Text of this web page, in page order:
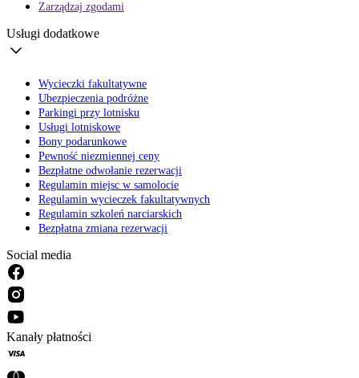
Zarządzaj zgodami
Usługi dodatkowe
Wycieczki fakultatywne
Ubezpieczenia podróżne
Parkingi przy lotnisku
Usługi lotniskowe
Bony podarunkowe
Pewność niezmiennej ceny
Bezpłatne odwołanie rezerwacji
Regulamin miejsc w samolocie
Regulamin wycieczek fakultatywnych
Regulamin szkoleń narciarskich
Bezpłatna zmiana rezerwacji
Social media
Kanały płatności